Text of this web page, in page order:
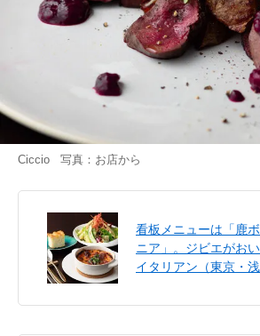
Ciccio 写真：お店から
看板メニューは「鹿
ニア」。ジビエがお
イタリアン（東京・浅